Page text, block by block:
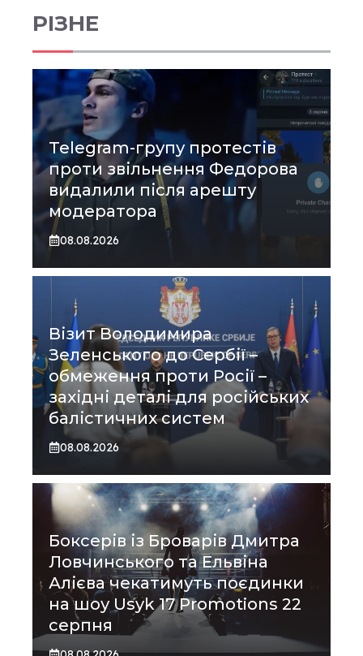
РІЗНЕ
Telegram-групу протестів
проти звільнення Федорова
видалили після арешту
модератора
08.08.2026
Візит Володимира
Зеленського до Сербії –
обмеження проти Росії –
західні деталі для російських
балістичних систем
08.08.2026
Боксерів із Броварів Дмитра
Ловчинського та Ельвіна
Алієва чекатимуть поєдинки
на шоу Usyk 17 Promotions 22
серпня